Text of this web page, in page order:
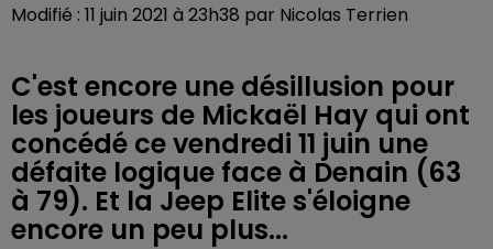
Modifié : 11 juin 2021 à 23h38 par Nicolas Terrien
C'est encore une désillusion pour
les joueurs de Mickaël Hay qui ont
concédé ce vendredi 11 juin une
défaite logique face à Denain (63
à 79). Et la Jeep Elite s'éloigne
encore un peu plus...